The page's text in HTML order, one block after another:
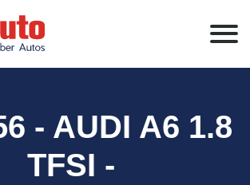
- AUDI A6 1.8
TFSI -